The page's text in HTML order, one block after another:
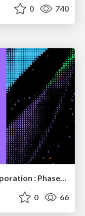
0 740
Business ID Integration at LY Corporation : Phased Migration for a B2B authentication platform with Tens of Millions of Users
0 66